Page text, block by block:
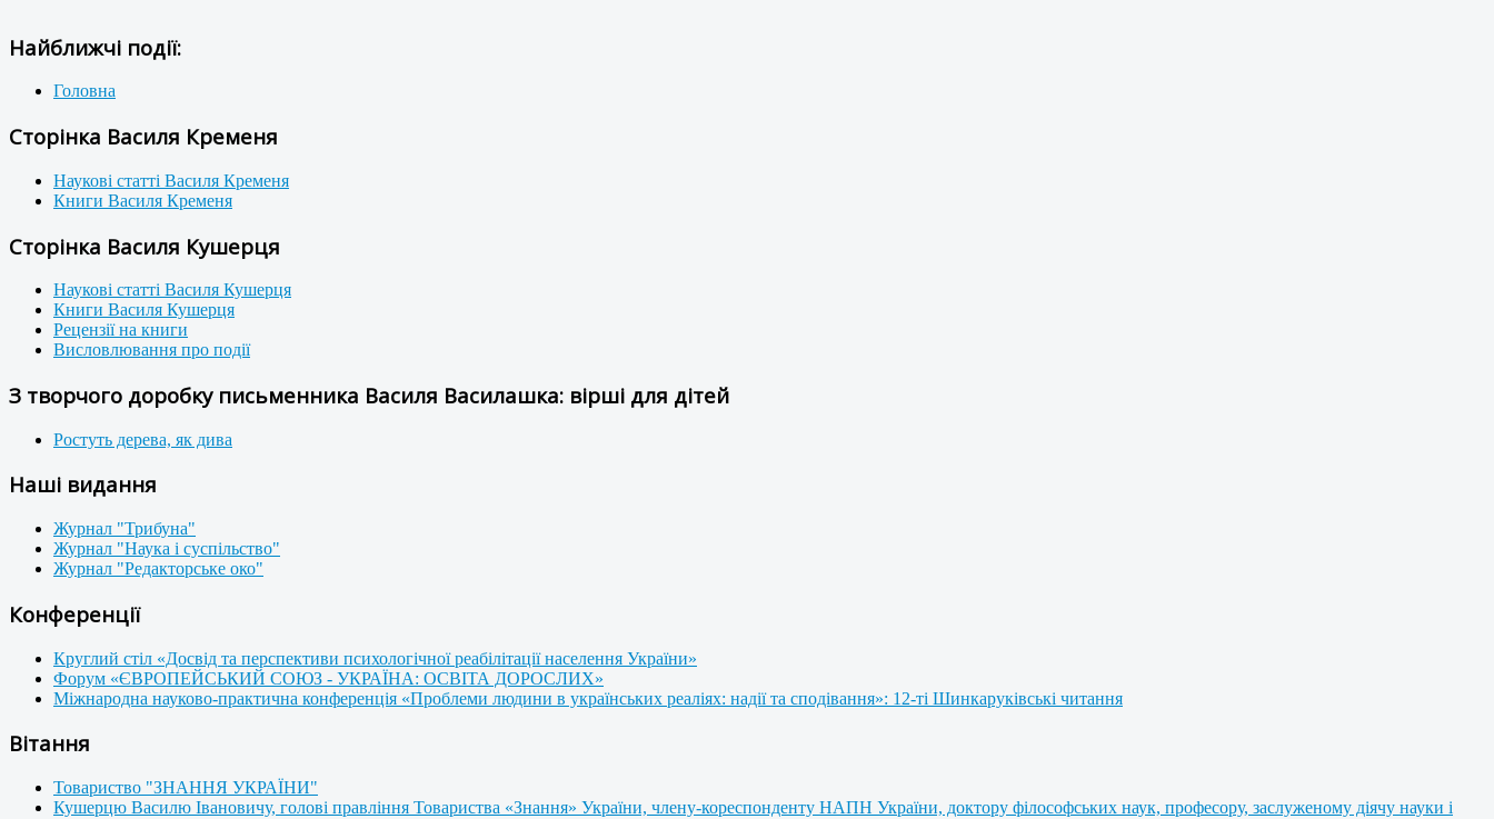
Найближчі події:
Головна
Сторінка Василя Кременя
Наукові статті Василя Кременя
Книги Василя Кременя
Сторінка Василя Кушерця
Наукові статті Василя Кушерця
Книги Василя Кушерця
Рецензії на книги
Висловлювання про події
З творчого доробку письменника Василя Василашка: вірші для дітей
Ростуть дерева, як дива
Наші видання
Журнал "Трибуна"
Журнал "Наука і суспільство"
Журнал "Редакторське око"
Конференції
Круглий стіл «Досвід та перспективи психологічної реабілітації населення України»
Форум «ЄВРОПЕЙСЬКИЙ СОЮЗ - УКРАЇНА: ОСВІТА ДОРОСЛИХ»
Міжнародна науково-практична конференція «Проблеми людини в українських реаліях: надії та сподівання»: 12-ті Шинкаруківські читання
Вітання
Товариство "ЗНАННЯ УКРАЇНИ"
Кушерцю Василю Івановичу, голові правління Товариства «Знання» України, члену-кореспонденту НАПН України, доктору філософських наук, професору, заслуженому діячу науки і